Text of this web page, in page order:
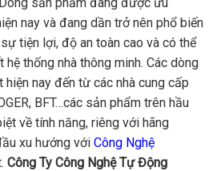
nay và đang dần trở nên phổ biến
tiện lợi, độ an toàn cao và có thể
thống nhà thông minh. Các dòng
nay đến từ các nhà cung cấp
BFT…các sản phẩm trên hầu
về tính năng, riêng với hãng
xu hướng với Công Nghệ
Công Ty Công Nghệ Tự Động